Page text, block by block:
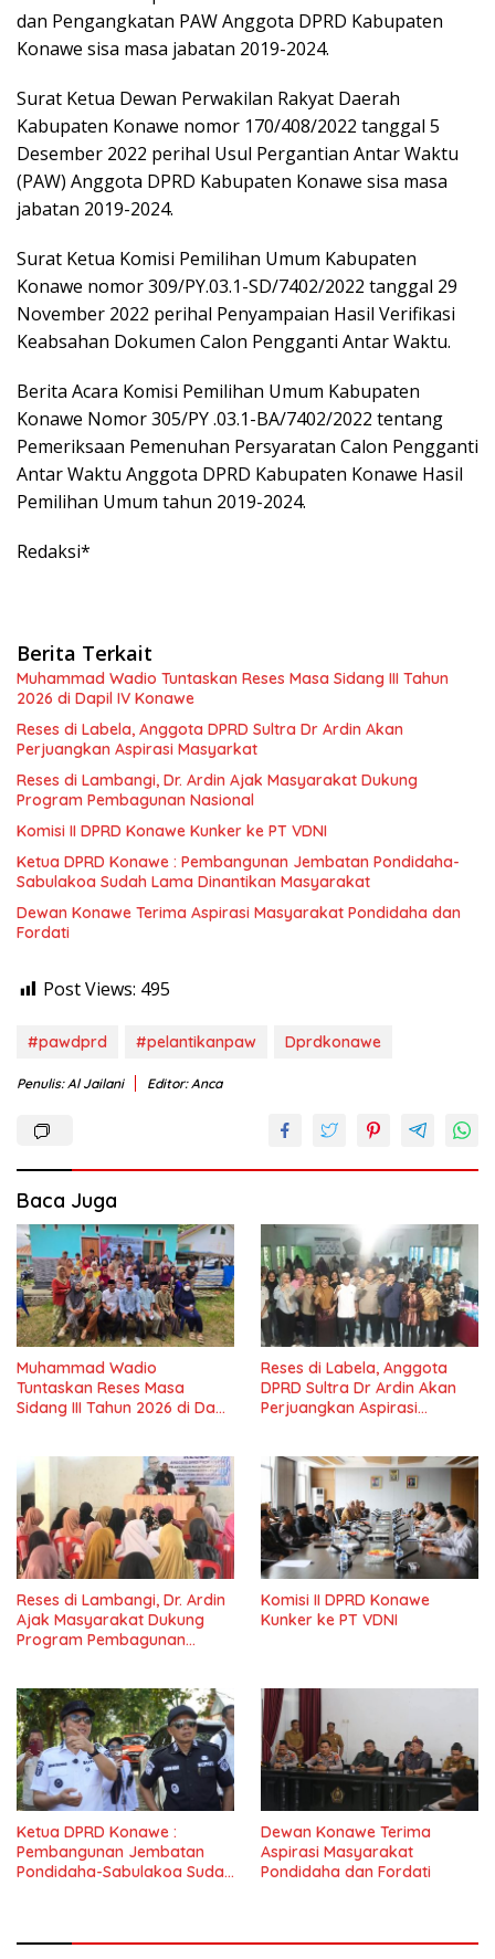
dan Pengangkatan PAW Anggota DPRD Kabupaten
Konawe sisa masa jabatan 2019-2024.
Surat Ketua Dewan Perwakilan Rakyat Daerah
Kabupaten Konawe nomor 170/408/2022 tanggal 5
Desember 2022 perihal Usul Pergantian Antar Waktu
(PAW) Anggota DPRD Kabupaten Konawe sisa masa
jabatan 2019-2024.
Surat Ketua Komisi Pemilihan Umum Kabupaten
Konawe nomor 309/PY.03.1-SD/7402/2022 tanggal 29
November 2022 perihal Penyampaian Hasil Verifikasi
Keabsahan Dokumen Calon Pengganti Antar Waktu.
Berita Acara Komisi Pemilihan Umum Kabupaten
Konawe Nomor 305/PY .03.1-BA/7402/2022 tentang
Pemeriksaan Pemenuhan Persyaratan Calon Pengganti
Antar Waktu Anggota DPRD Kabupaten Konawe Hasil
Pemilihan Umum tahun 2019-2024.
Redaksi*
Berita Terkait
Muhammad Wadio Tuntaskan Reses Masa Sidang III Tahun
2026 di Dapil IV Konawe
Reses di Labela, Anggota DPRD Sultra Dr Ardin Akan
Perjuangkan Aspirasi Masyarkat
Reses di Lambangi, Dr. Ardin Ajak Masyarakat Dukung
Program Pembagunan Nasional
Komisi II DPRD Konawe Kunker ke PT VDNI
Ketua DPRD Konawe : Pembangunan Jembatan Pondidaha-
Sabulakoa Sudah Lama Dinantikan Masyarakat
Dewan Konawe Terima Aspirasi Masyarakat Pondidaha dan
Fordati
Post Views: 495
#pawdprd #pelantikanpaw Dprdkonawe
Penulis: Al Jailani Editor: Anca
Baca Juga
Muhammad Wadio
Tuntaskan Reses Masa
Sidang III Tahun 2026 di Dapil
Reses di Labela, Anggota
DPRD Sultra Dr Ardin Akan
Perjuangkan Aspirasi
Reses di Lambangi, Dr. Ardin
Ajak Masyarakat Dukung
Program Pembagunan
Komisi II DPRD Konawe
Kunker ke PT VDNI
Ketua DPRD Konawe :
Pembangunan Jembatan
Pondidaha-Sabulakoa Sudah
Dewan Konawe Terima
Aspirasi Masyarakat
Pondidaha dan Fordati